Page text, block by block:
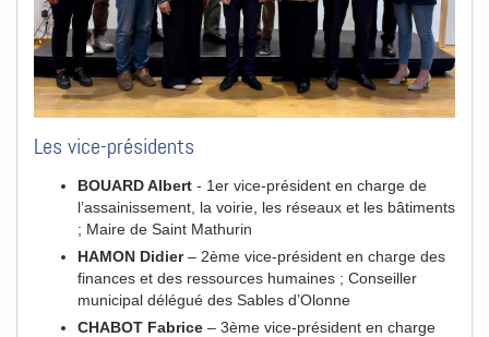
Les vice-présidents
BOUARD Albert - 1er vice-président en charge de
l’assainissement, la voirie, les réseaux et les bâtiments
; Maire de Saint Mathurin
HAMON Didier– 2ème vice-président en charge des
finances et des ressources humaines ; Conseiller
municipal délégué des Sables d’Olonne
CHABOT Fabrice – 3ème vice-président en charge